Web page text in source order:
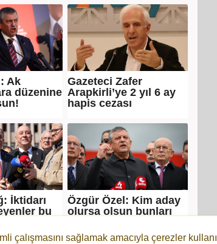
Ak
düzenine
Gazeteci Zafer
Arapkirli’ye 2 yıl 6 ay
hapis cezası
İktidarı
bu
Özgür Özel: Kim aday
olursa olsun bunları
sağlamak amacıyla çerezler